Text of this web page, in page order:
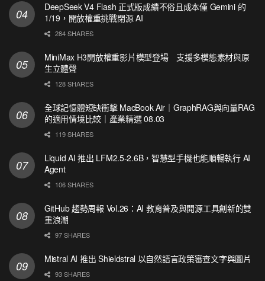
DeepSeek V4 Flash 正式版成績不俗且成本僅 Gemini 的
1/19，開放權重挑戰閉源 AI
284 SHARES
MiniMax H3開放權重影片模型登場 支援多模態素材與原
生立體聲
128 SHARES
全球記憶體短缺衝擊 MacBook Air｜GraphRAG與向量RAG
的適用情境比較｜產業精選 08.03
119 SHARES
Liquid AI 推出 LFM2.5-2.6B，智慧型手機也能順暢執行 AI
Agent
106 SHARES
GitHub 趨勢周報 Vol.26：AI 教育普及與開源工具創新的雙
重浪潮
97 SHARES
Mistral AI 推出 Shieldstral 以自然語言政策審查文字與圖片
93 SHARES